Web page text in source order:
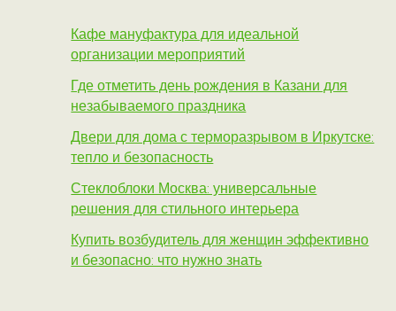
Кафе мануфактура для идеальной
организации мероприятий
Где отметить день рождения в Казани для
незабываемого праздника
Двери для дома с терморазрывом в Иркутске:
тепло и безопасность
Стеклоблоки Москва: универсальные
решения для стильного интерьера
Купить возбудитель для женщин эффективно
и безопасно: что нужно знать